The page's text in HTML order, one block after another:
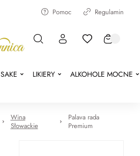
Pomoc Regulamin
SAKE LIKIERY ALKOHOLE MOCNE
Wina
Słowackie
Palava rada
Premium